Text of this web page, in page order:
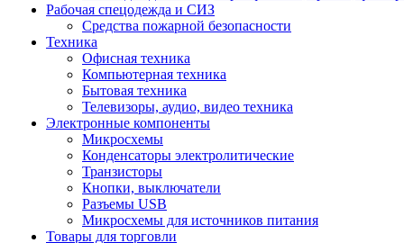
Рабочая спецодежда и СИЗ
Средства пожарной безопасности
Техника
Офисная техника
Компьютерная техника
Бытовая техника
Телевизоры, аудио, видео техника
Электронные компоненты
Микросхемы
Конденсаторы электролитические
Транзисторы
Кнопки, выключатели
Разъемы USB
Микросхемы для источников питания
Товары для торговли